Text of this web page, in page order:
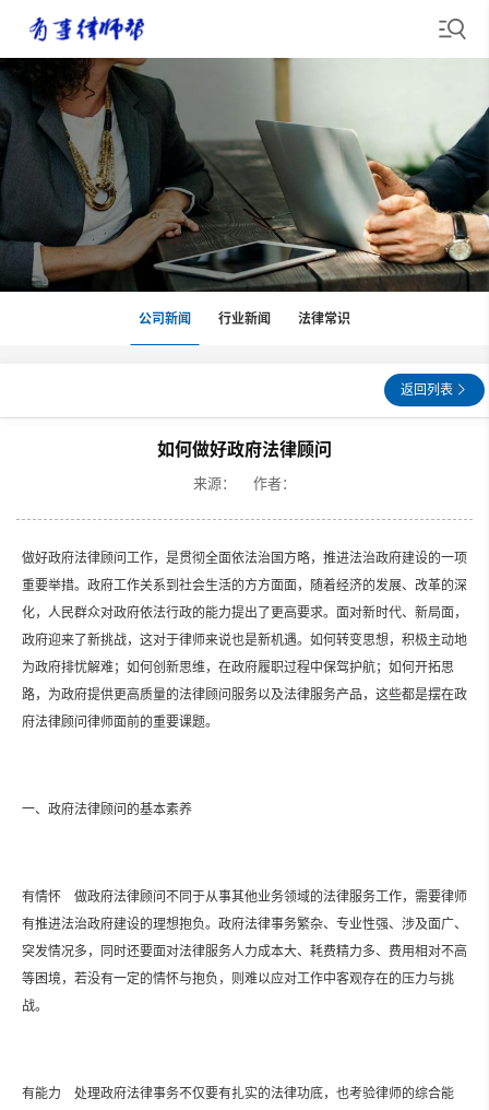
公司新闻 行业新闻 法律常识
返回列表
如何做好政府法律顾问
来源： 作者：
做好政府法律顾问工作，是贯彻全面依法治国方略，推进法治政府建设的一项
重要举措。政府工作关系到社会生活的方方面面，随着经济的发展、改革的深
化，人民群众对政府依法行政的能力提出了更高要求。面对新时代、新局面，
政府迎来了新挑战，这对于律师来说也是新机遇。如何转变思想，积极主动地
为政府排忧解难；如何创新思维，在政府履职过程中保驾护航；如何开拓思
路，为政府提供更高质量的法律顾问服务以及法律服务产品，这些都是摆在政
府法律顾问律师面前的重要课题。
一、政府法律顾问的基本素养
有情怀 做政府法律顾问不同于从事其他业务领域的法律服务工作，需要律师
有推进法治政府建设的理想抱负。政府法律事务繁杂、专业性强、涉及面广、
突发情况多，同时还要面对法律服务人力成本大、耗费精力多、费用相对不高
等困境，若没有一定的情怀与抱负，则难以应对工作中客观存在的压力与挑
战。
有能力 处理政府法律事务不仅要有扎实的法律功底，也考验律师的综合能